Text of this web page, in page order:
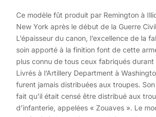
Ce modèle fût produit par Remington à
New York après le début de la Guerre
L’épaisseur du canon, l’excellence de la
soin apporté à la finition font de cette
plus connu de tous ceux fabriqués durant
Livrés à l’Artillery Department à
furent jamais distribuées aux troupes.
fait qu’il était censé être distribué aux
d’infanterie, appelées « Zouaves ». Le